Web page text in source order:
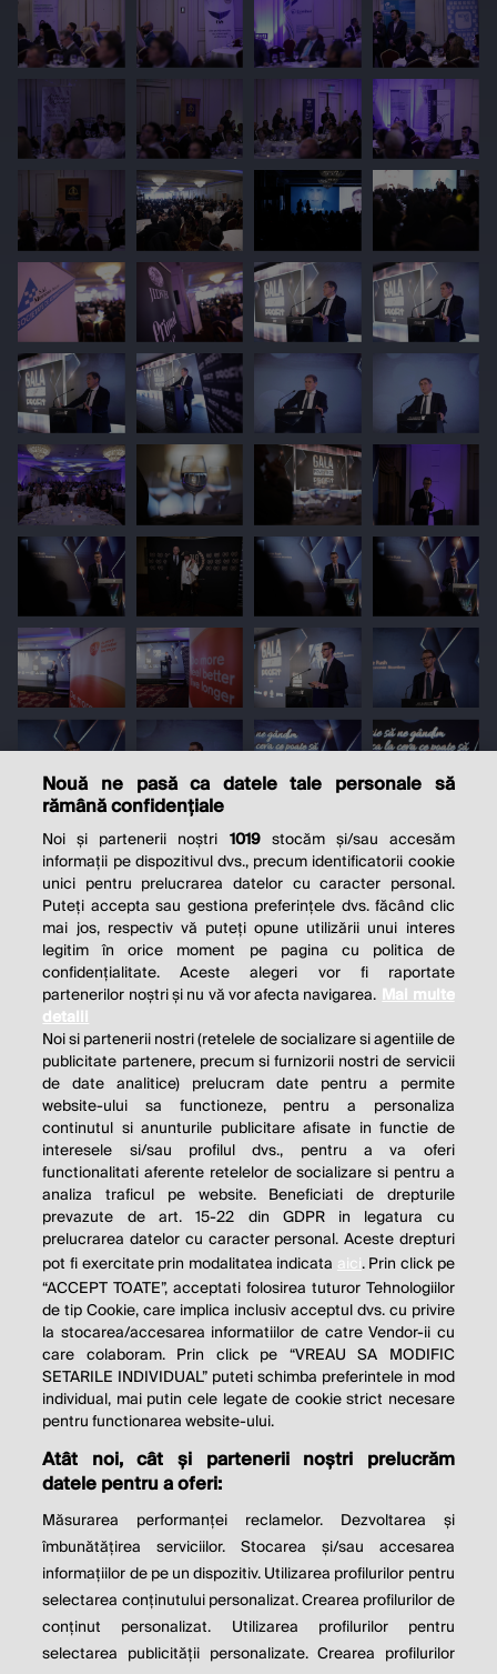
THE SOCIAL RESPONSIBILITY OF
BUSINESS IS TO INCREASE ITS
PROFITS.
Milton Friedman
© 2026 Profit.ro. Toate drepturile rezervate.
Dezvoltat de1616.ro
Contact Publicitate
Politica de cookie Politica de
confidențialitate
Setări cookies
este parte a
Nouă ne pasă ca datele tale personale să
rămână confidențiale
Noi și partenerii noștri 1019stocăm și/sau accesăm
informații pe dispozitivul dvs., precum identificatorii cookie
unici pentru prelucrarea datelor cu caracter personal.
Puteți accepta sau gestiona preferințele dvs. făcând clic
mai jos, respectiv vă puteți opune utilizării unui interes
legitim în orice moment pe pagina cu politica de
confidențialitate. Aceste alegeri vor fi raportate
partenerilor noștri și nu vă vor afecta navigarea. Mai multe
detalii
Noi si partenerii nostri (retelele de socializare si agentiile de
publicitate partenere, precum si furnizorii nostri de servicii
de date analitice) prelucram date pentru a permite
website-ului sa functioneze, pentru a personaliza
continutul si anunturile publicitare afisate in functie de
interesele si/sau profilul dvs., pentru a va oferi
functionalitati aferente retelelor de socializare si pentru a
analiza traficul pe website. Beneficiati de drepturile
prevazute de art. 15-22 din GDPR in legatura cu
prelucrarea datelor cu caracter personal. Aceste drepturi
pot fi exercitate prin modalitatea indicata aici. Prin click pe
“ACCEPT TOATE”, acceptati folosirea tuturor Tehnologiilor
de tip Cookie, care implica inclusiv acceptul dvs. cu privire
la stocarea/accesarea informatiilor de catre Vendor-ii cu
care colaboram. Prin click pe “VREAU SA MODIFIC
SETARILE INDIVIDUAL” puteti schimba preferintele in mod
individual, mai putin cele legate de cookie strict necesare
pentru functionarea website-ului.
Atât noi, cât și partenerii noștri prelucrăm
datele pentru a oferi:
Măsurarea performanței reclamelor. Dezvoltarea și
îmbunătățirea serviciilor. Stocarea și/sau accesarea
informațiilor de pe un dispozitiv. Utilizarea profilurilor pentru
selectarea conținutului personalizat. Crearea profilurilor de
conținut personalizat. Utilizarea profilurilor pentru
selectarea publicității personalizate. Crearea profilurilor